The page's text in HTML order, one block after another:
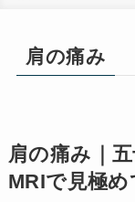
肩の痛み
肩の痛み｜
MRIで見極